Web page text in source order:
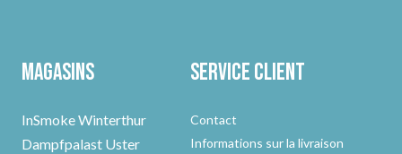
Magasins
InSmoke Winterthur
Dampfpalast Uster
Service client
Contact
Informations sur la livraison